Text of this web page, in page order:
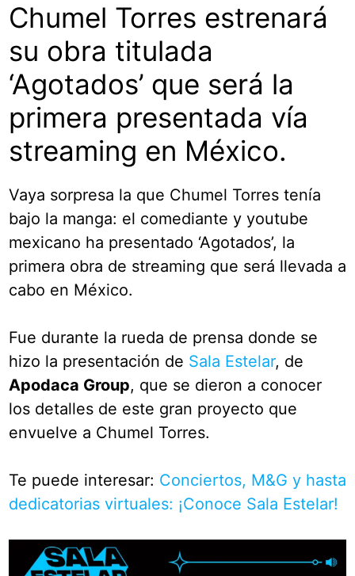
Chumel Torres estrenará
su obra titulada
‘Agotados’ que será la
primera presentada vía
streaming en México.
Vaya sorpresa la que Chumel Torres tenía
bajo la manga: el comediante y youtube
mexicano ha presentado ‘Agotados’, la
primera obra de streaming que será llevada a
cabo en México.
Fue durante la rueda de prensa donde se
hizo la presentación de Sala Estelar, de
Apodaca Group, que se dieron a conocer
los detalles de este gran proyecto que
envuelve a Chumel Torres.
Te puede interesar: Conciertos, M&G y hasta
dedicatorias virtuales: ¡Conoce Sala Estelar!